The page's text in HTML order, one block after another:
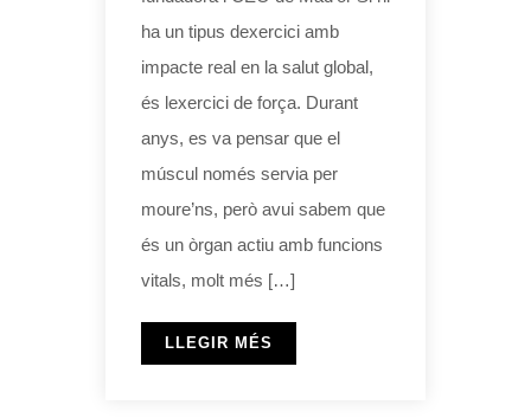
ha un tipus dexercici amb
impacte real en la salut global,
és lexercici de força. Durant
anys, es va pensar que el
múscul només servia per
moure’ns, però avui sabem que
és un òrgan actiu amb funcions
vitals, molt més […]
LLEGIR MÉS